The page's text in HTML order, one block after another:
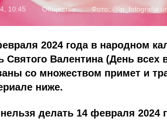
10:45 Общество Фото: @lp_fotografia
2024 года в народном
Святого Валентина (День
со множеством примет и
ниже.
делать 14 февраля 2024